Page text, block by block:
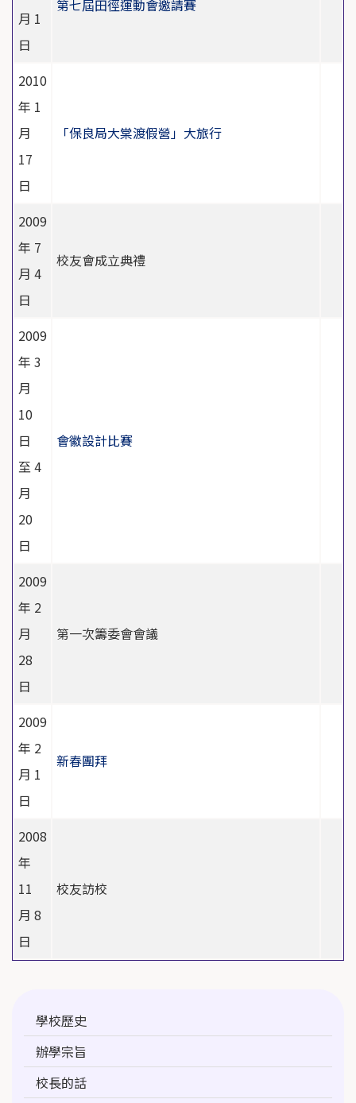
月 1
日
第七屆田徑運動會邀請賽
2010
年 1
月
17
日
「保良局大棠渡假營」大旅行
2009
年 7
月 4
日
校友會成立典禮
2009
年 3
月
10
日
至 4
月
20
日
會徽設計比賽
2009
年 2
月
28
日
第一次籌委會會議
2009
年 2
月 1
日
新春團拜
2008
年
11
月 8
日
校友訪校
navigation
學校歷史
辦學宗旨
校長的話